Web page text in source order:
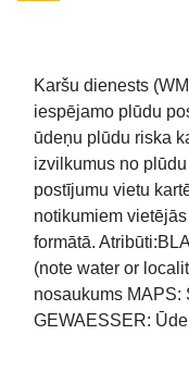
Karšu dienests
iespējamo plūdu
ūdeņu plūdu riska
izvilkumus no
postījumu vietu
notikumiem
formātā.
(note water or
nosaukums MAPS:
GEWAESSER: